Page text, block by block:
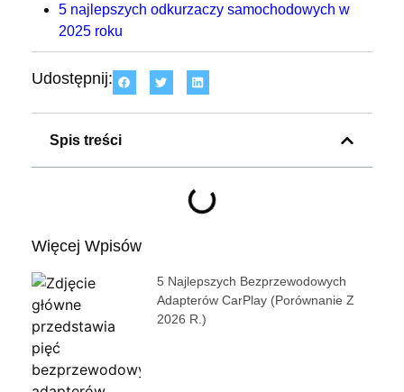
5 najlepszych odkurzaczy samochodowych w
2025 roku
Udostępnij:
Spis treści
Więcej Wpisów
5 Najlepszych Bezprzewodowych
Adapterów CarPlay (porównanie Z
2026 R.)